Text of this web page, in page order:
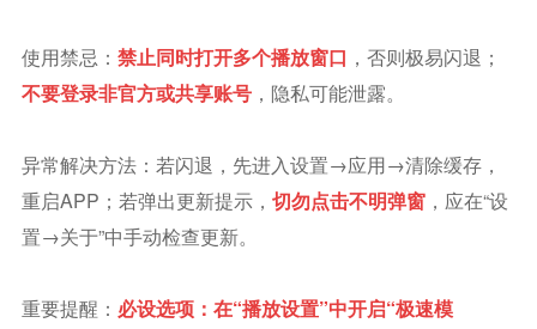
使用禁忌： 禁止同时打开多个播放窗口 ，否则极易闪退；
不要登录非官方或共享账号，隐私可能泄露。
异常解决方法：若闪退，先进入设置→应用→清除缓存，
重启APP；若弹出更新提示， 切勿点击不明弹窗，应在“设
置→关于”中手动检查更新。
重要提醒： 必设选项：在“播放设置”中开启“极速模